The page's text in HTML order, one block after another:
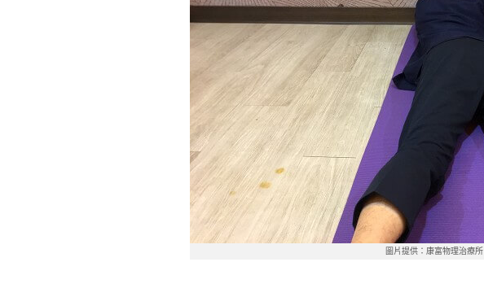
圖片提供：康富物理治療所